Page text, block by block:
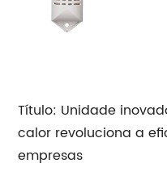
Título: Unidade
calor revoluciona a
empresas